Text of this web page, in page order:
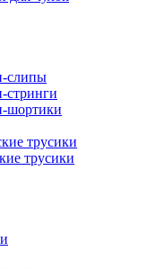
слипы
стринги
шортики
трусики
трусики